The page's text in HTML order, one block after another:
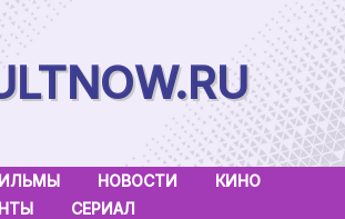
НОВОСТИ
КИНО
СЕРИАЛ